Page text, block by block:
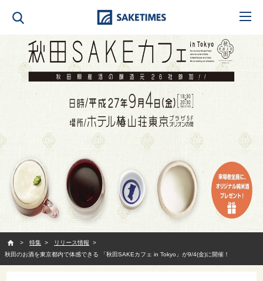
特集
リリース情報
秋田のお酒を東京都内で体感できる 「秋田SAKEカフェ in Tokyo」が9/4(金)に開催！